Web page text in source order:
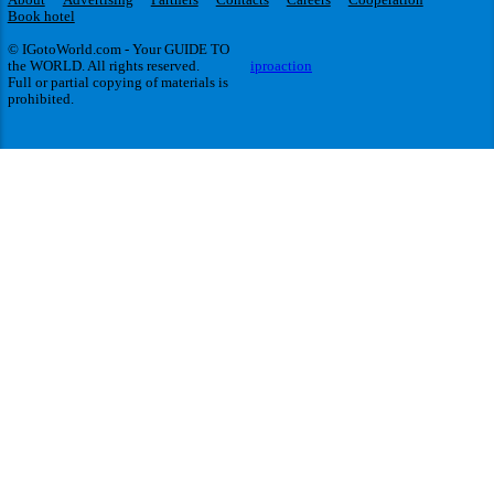
Book hotel
© IGotoWorld.com - Your GUIDE TO
the WORLD. All rights reserved.
Full or partial copying of materials is
prohibited.
iproaction